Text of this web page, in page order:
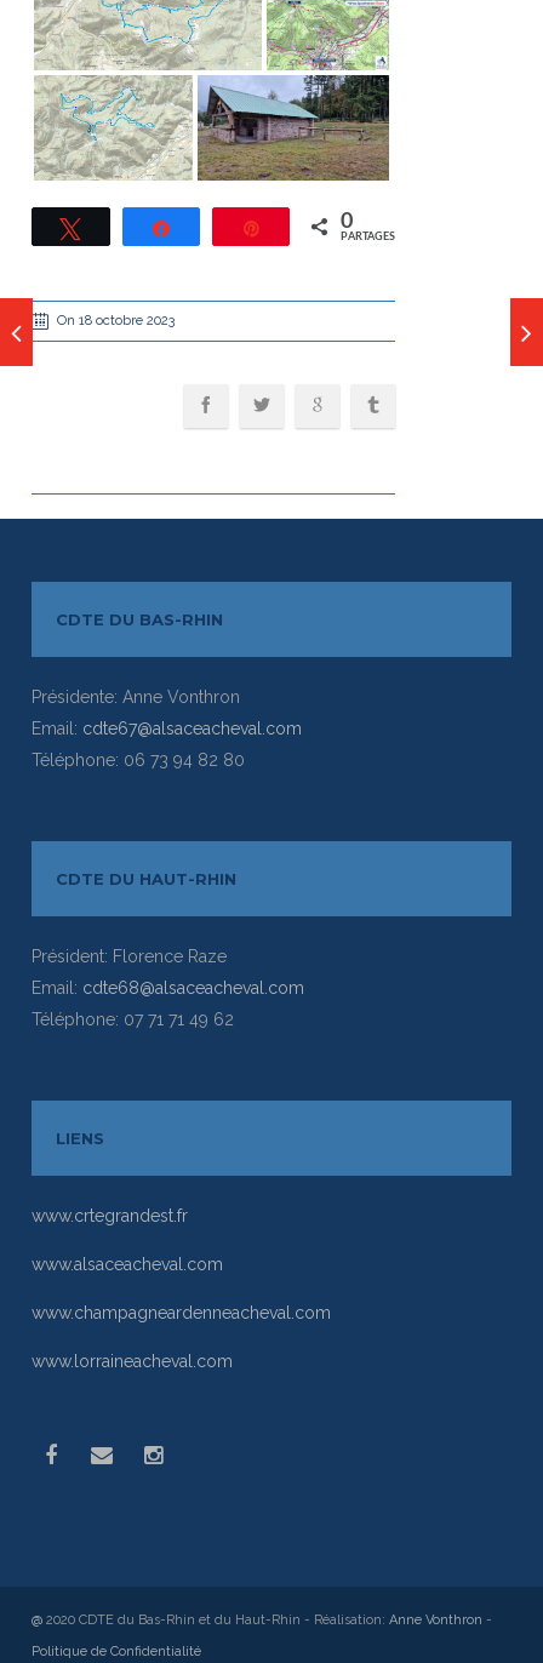
Tweetez Partagez Épingle 0
PARTAGES
On 18 octobre 2023
CDTE DU BAS-RHIN
Présidente: Anne Vonthron
Email: cdte67@alsaceacheval.com
Téléphone: 06 73 94 82 80
CDTE DU HAUT-RHIN
Président: Florence Raze
Email: cdte68@alsaceacheval.com
Téléphone: 07 71 71 49 62
LIENS
www.crtegrandest.fr
www.alsaceacheval.com
www.champagneardenneacheval.com
www.lorraineacheval.com
@ 2020 CDTE du Bas-Rhin et du Haut-Rhin - Réalisation:Anne Vonthron -
Politique de Confidentialité